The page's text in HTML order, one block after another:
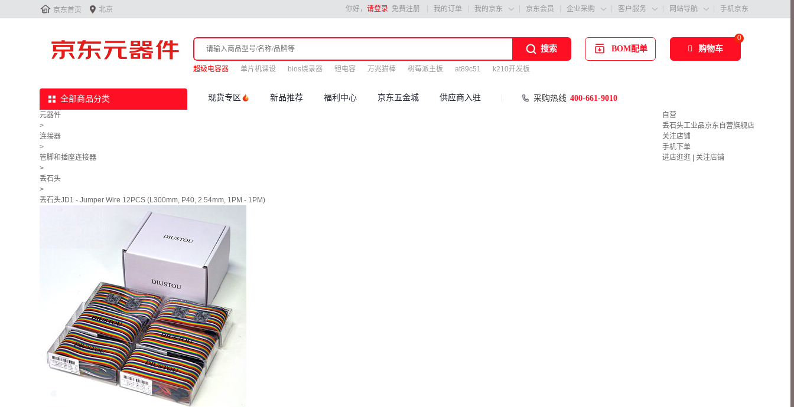
 京东首页  北京 你好， 请登录 免费注册 我的订单 我的京东  京东会员 企业采购  客户服务  网站导航  手机京东
搜索
超级电容器 单片机课设 bios烧录器 钽电容 万兆猫棒 树莓派主板 at89c51 k210开发板
BOM配单
0
购物车
全部商品分类 现货专区 新品推荐 福利中心 京东五金城 供应商入驻 采购热线 400-661-9010
元器件
>
连接器
>
管脚和插座连接器
>
丢石头
>
丢石头JD1 - Jumper Wire 12PCS (L300mm, P40, 2.54mm, 1PM - 1PM)
自营
丢石头工业品京东自营旗舰店
关注店铺
手机下单
进店逛逛
关注店铺